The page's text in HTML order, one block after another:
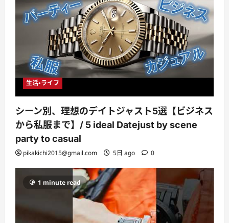
生活・ライフ
シーン別、理想のデイトジャスト5選【ビジネス
から私服まで】/ 5 ideal Datejust by scene
party to casual
pikakichi2015@gmail.com 5日 ago 0
1 minute read